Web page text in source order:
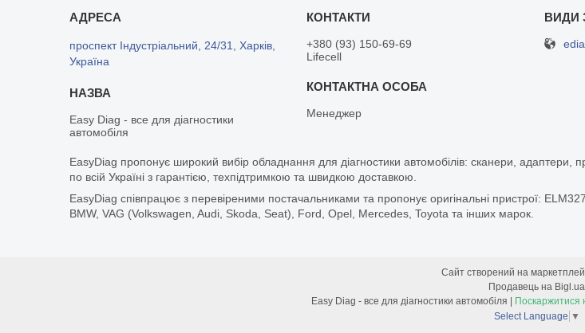
проспект Індустріальний, 24/31, Харків,
Україна
Easy Diag - все для діагностики
автомобіля
+380 (93) 150-69-69
Lifecell
Менеджер
EasyDiag пропонує широкий вибір обладнання для діагностики автомобілів: сканери,
по всій Україні з гарантією, техпідтримкою та швидкою доставкою.
EasyDiag співпрацює з перевіреними постачальниками та пропонує оригінальні пристрої:
BMW, VAG (Volkswagen, Audi, Skoda, Seat), Ford, Opel, Mercedes, Toyota та інших марок.
Сайт створений на
Продавець на Bigl.ua
Поскаржитися
Select Language ▼